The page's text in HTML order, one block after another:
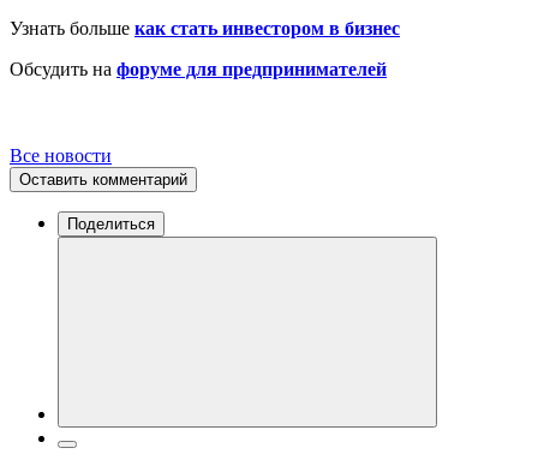
Узнать больше как стать инвестором в бизнес
Обсудить на форуме для предпринимателей
Все новости
Оставить комментарий
Поделиться